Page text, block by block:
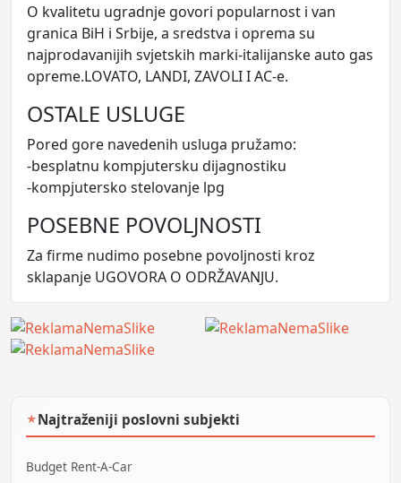
O kvalitetu ugradnje govori popularnost i van
granica BiH i Srbije, a sredstva i oprema su
najprodavanijih svjetskih marki-italijanske auto gas
opreme.LOVATO, LANDI, ZAVOLI I AC-e.
OSTALE USLUGE
Pored gore navedenih usluga pružamo:
-besplatnu kompjutersku dijagnostiku
-kompjutersko stelovanje lpg
POSEBNE POVOLJNOSTI
Za firme nudimo posebne povoljnosti kroz
sklapanje UGOVORA O ODRŽAVANJU.
★Najtraženiji poslovni subjekti
Budget Rent-A-Car